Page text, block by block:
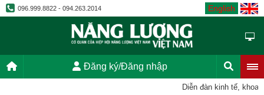
096.999.8822 - 094.263.2014 English
Đăng ký/Đăng nhập
Diễn đàn kinh tế, khoa